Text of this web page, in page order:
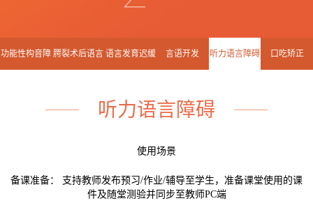
功能性构音障 腭裂术后语言 语言发育迟缓 言语开发 听力语言障碍 口吃矫正
听力语言障碍
使用场景
备课准备： 支持教师发布预习/作业/辅导至学生，准备课堂使用的课
件及随堂测验并同步至教师PC端